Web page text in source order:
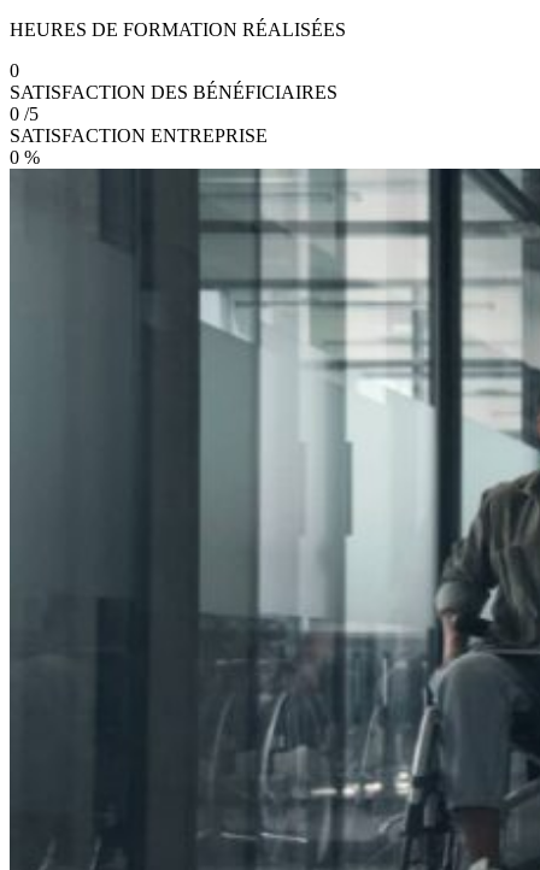
HEURES DE FORMATION RÉALISÉES
0
SATISFACTION DES BÉNÉFICIAIRES
0 /5
SATISFACTION ENTREPRISE
0 %